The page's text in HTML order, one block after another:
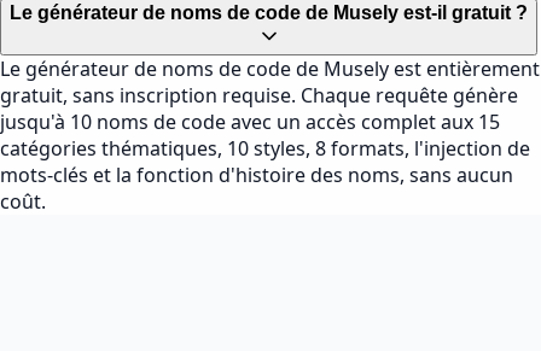
Le générateur de noms de code de Musely est-il gratuit ?
Le générateur de noms de code de Musely est entièrement
gratuit, sans inscription requise. Chaque requête génère
jusqu'à 10 noms de code avec un accès complet aux 15
catégories thématiques, 10 styles, 8 formats, l'injection de
mots-clés et la fonction d'histoire des noms, sans aucun
coût.